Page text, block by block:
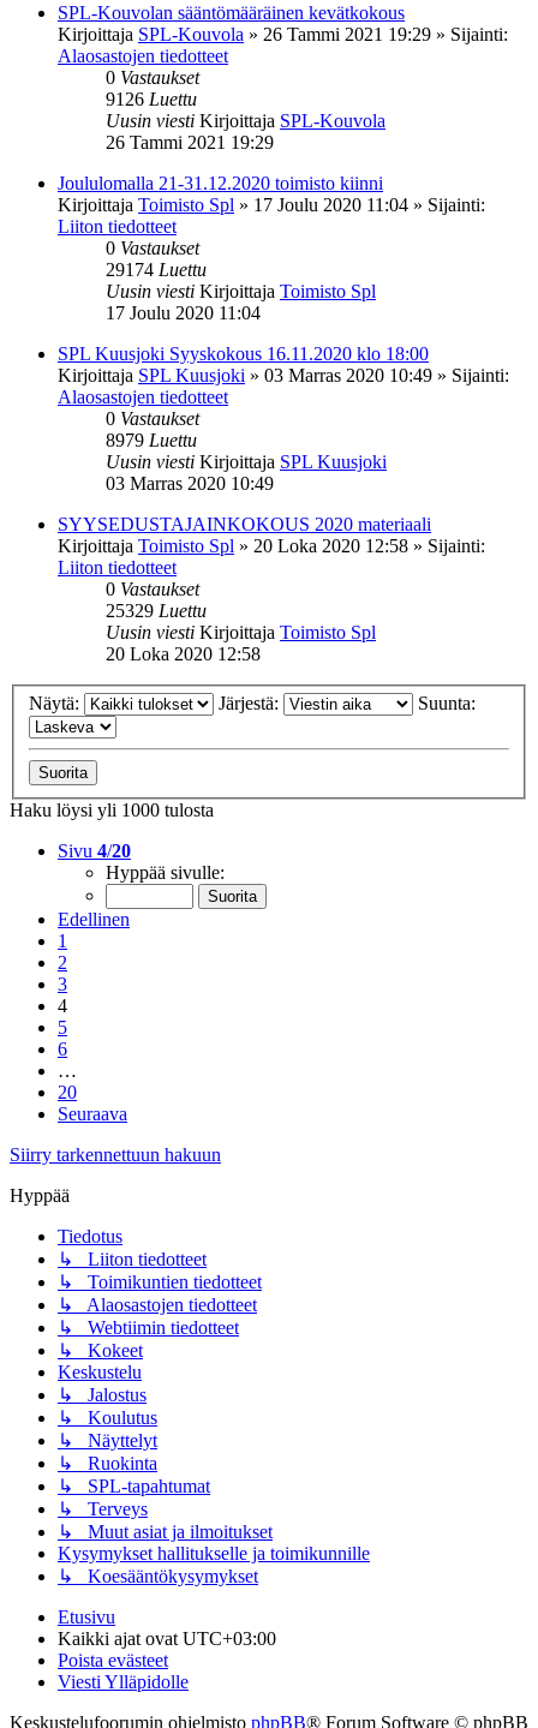
SPL-Kouvolan sääntömääräinen kevätkokous
Kirjoittaja SPL-Kouvola » 26 Tammi 2021 19:29 » Sijainti:
Alaosastojen tiedotteet
0 Vastaukset
9126 Luettu
Uusin viesti Kirjoittaja SPL-Kouvola
26 Tammi 2021 19:29
Joululomalla 21-31.12.2020 toimisto kiinni
Kirjoittaja Toimisto Spl » 17 Joulu 2020 11:04 » Sijainti:
Liiton tiedotteet
0 Vastaukset
29174 Luettu
Uusin viesti Kirjoittaja Toimisto Spl
17 Joulu 2020 11:04
SPL Kuusjoki Syyskokous 16.11.2020 klo 18:00
Kirjoittaja SPL Kuusjoki » 03 Marras 2020 10:49 » Sijainti:
Alaosastojen tiedotteet
0 Vastaukset
8979 Luettu
Uusin viesti Kirjoittaja SPL Kuusjoki
03 Marras 2020 10:49
SYYSEDUSTAJAINKOKOUS 2020 materiaali
Kirjoittaja Toimisto Spl » 20 Loka 2020 12:58 » Sijainti:
Liiton tiedotteet
0 Vastaukset
25329 Luettu
Uusin viesti Kirjoittaja Toimisto Spl
20 Loka 2020 12:58
Näytä: Järjestä: Suunta:
Haku löysi yli 1000 tulosta
Sivu 4/20
Hyppää sivulle:
Edellinen
1
2
3
4
5
6
…
20
Seuraava
Siirry tarkennettuun hakuun
Hyppää
Tiedotus
↳ Liiton tiedotteet
↳ Toimikuntien tiedotteet
↳ Alaosastojen tiedotteet
↳ Webtiimin tiedotteet
↳ Kokeet
Keskustelu
↳ Jalostus
↳ Koulutus
↳ Näyttelyt
↳ Ruokinta
↳ SPL-tapahtumat
↳ Terveys
↳ Muut asiat ja ilmoitukset
Kysymykset hallitukselle ja toimikunnille
↳ Koesääntökysymykset
Etusivu
Kaikki ajat ovatUTC+03:00
Poista evästeet
Viesti Ylläpidolle
Keskustelufoorumin ohjelmisto phpBB® Forum Software © phpBB